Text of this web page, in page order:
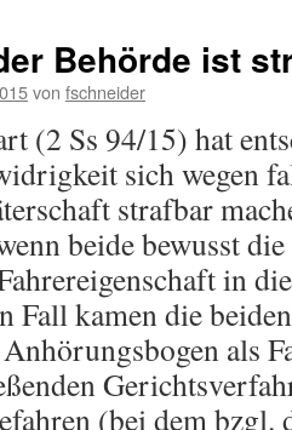
Behörde ist
von fschneider
(2 Ss 94/15) hat
sich wegen
strafbar
beide bewusst
in
Fall kamen die
als
(bei dem bzgl.